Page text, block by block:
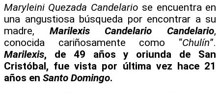
Maryleini Quezada Candelario se encuentra en
una angustiosa búsqueda por encontrar a su
madre, Marilexis Candelario Candelario,
conocida cariñosamente como “Chulín”.
Marilexis, de 49 años y oriunda de San
Cristóbal, fue vista por última vez hace 21
años en Santo Domingo.